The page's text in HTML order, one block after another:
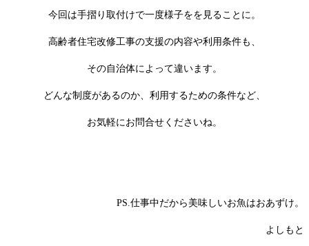
今回は手摺り取付けで一度様子をを見ることに。
高齢者住宅改修工事の支援の内容や利用条件も、
その自治体によって違います。
どんな制度があるのか、利用するための条件など、
お気軽にお問合せくださいね。
PS.仕事中だから美味しいお魚はおあずけ。
よしもと